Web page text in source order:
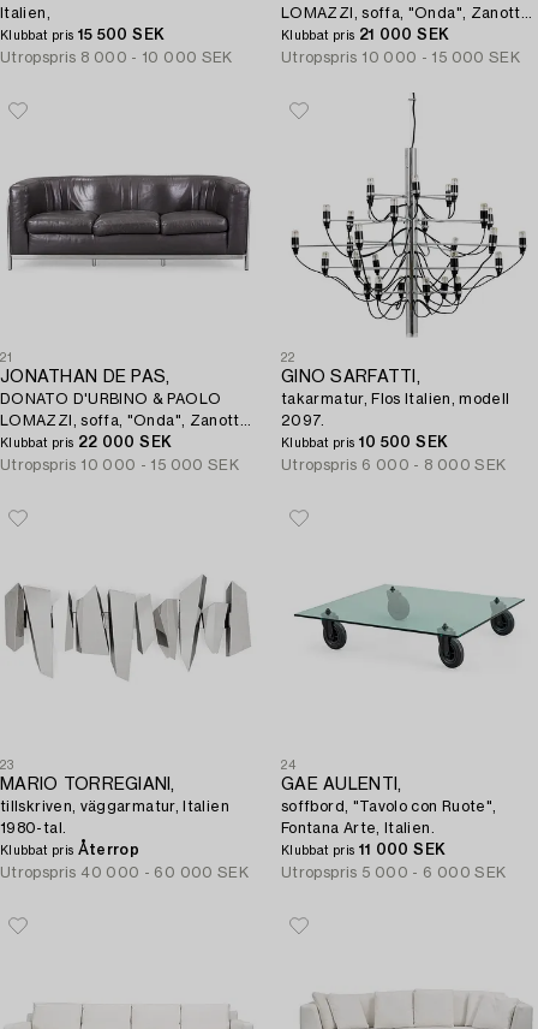
Italien,
Klubbat pris 15 500 SEK
Utropspris 8 000 - 10 000 SEK
LOMAZZI, soffa, "Onda", Zanotta,
Italien.
Klubbat pris 21 000 SEK
Utropspris 10 000 - 15 000 SEK
21
JONATHAN DE PAS,
DONATO D'URBINO & PAOLO
LOMAZZI, soffa, "Onda", Zanotta,
Italien.
Klubbat pris 22 000 SEK
Utropspris 10 000 - 15 000 SEK
22
GINO SARFATTI,
takarmatur, Flos Italien, modell
2097.
Klubbat pris 10 500 SEK
Utropspris 6 000 - 8 000 SEK
23
MARIO TORREGIANI,
tillskriven, väggarmatur, Italien
1980-tal.
Klubbat pris Återrop
Utropspris 40 000 - 60 000 SEK
24
GAE AULENTI,
soffbord, "Tavolo con Ruote",
Fontana Arte, Italien.
Klubbat pris 11 000 SEK
Utropspris 5 000 - 6 000 SEK